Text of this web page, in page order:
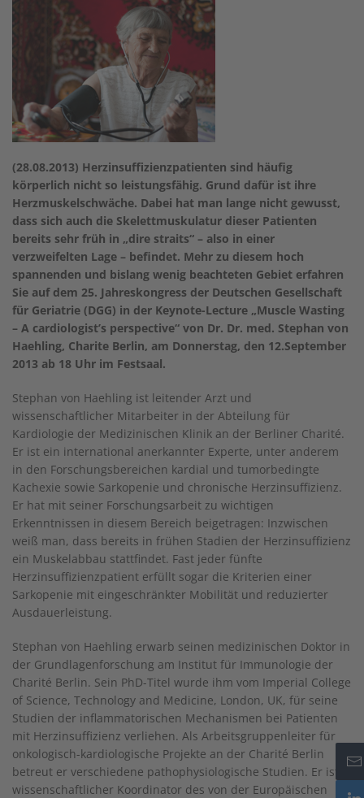
(28.08.2013) Herzinsuffizienzpatienten sind häufig
körperlich nicht so leistungsfähig. Grund dafür ist ihre
Herzmuskelschwäche. Dabei hat man lange nicht gewusst,
dass sich auch die Skelettmuskulatur dieser Patienten
bereits sehr früh in „dire straits“ – also in einer
verzweifelten Lage – befindet. Mehr zu diesem hoch
spannenden und bislang wenig beachteten Gebiet erfahren
Sie auf dem 25. Jahreskongress der Deutschen Gesellschaft
für Geriatrie (DGG) in der Keynote-Lecture „Muscle Wasting
– A cardiologist’s perspective“ von Dr. Dr. med. Stephan von
Haehling, Charite Berlin, am Donnerstag, den 12.September
2013 ab 18 Uhr im Festsaal.
Stephan von Haehling ist leitender Arzt und
wissenschaftlicher Mitarbeiter in der Abteilung für
Kardiologie der Medizinischen Klinik an der Berliner Charité.
Er ist ein international anerkannter Experte, unter anderem
in den Forschungsbereichen kardial und tumorbedingte
Kachexie sowie Sarkopenie und chronische Herzinsuffizienz.
Er hat mit seiner Forschungsarbeit zu wichtigen
Erkenntnissen in diesem Bereich beigetragen: Inzwischen
weiß man, dass bereits in frühen Stadien der Herzinsuffizienz
ein Muskelabbau stattfindet. Fast jeder fünfte
Herzinsuffizienzpatient erfüllt sogar die Kriterien einer
Sarkopenie mit eingeschränkter Mobilität und reduzierter
Ausdauerleistung.
Stephan von Haehling erwarb seinen medizinischen Doktor in
der Grundlagenforschung am Institut für Immunologie der
Charité Berlin. Sein PhD-Titel wurde ihm vom Imperial College
of Science, Technology and Medicine, London, UK, für seine
Studien der inflammatorischen Mechanismen bei Patienten
mit Herzinsuffizienz verliehen. Als Arbeitsgruppenleiter für
onkologisch-kardiologische Projekte an der Charité Berlin
betreut er verschiedene pathophysiologische Studien. Er ist
wissenschaftlicher Koordinator des von der Europäischen